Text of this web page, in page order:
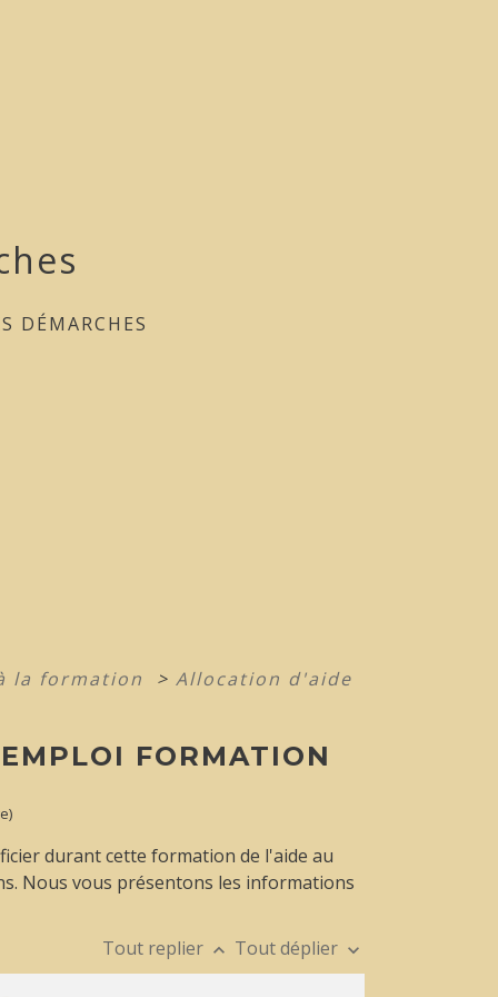
DÉMARCHES
la formation > Allocation d'aide
FORMATION
durant cette formation de l'aide au
Nous vous présentons les informations
Tout replier keyboard_arrow_up Tout déplier keyboard_arrow_down